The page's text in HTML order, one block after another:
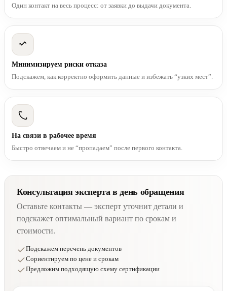
Один контакт на весь процесс: от заявки до выдачи документа.
Минимизируем риски отказа
Подскажем, как корректно оформить данные и избежать “узких мест”.
На связи в рабочее время
Быстро отвечаем и не “пропадаем” после первого контакта.
Консультация эксперта в день обращения
Оставьте контакты — эксперт уточнит детали и
подскажет оптимальный вариант по срокам и
стоимости.
Подскажем перечень документов
Сориентируем по цене и срокам
Предложим подходящую схему сертификации